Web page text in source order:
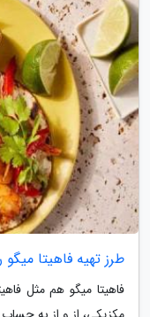
طرز تهیه فاهیتا میگو
فاهیتا میگو هم مثل